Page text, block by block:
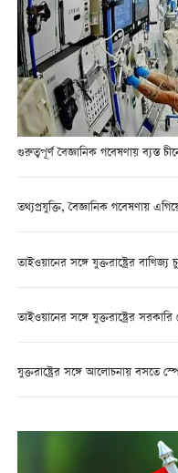
গুরুত্বপূর্ণ বৈজ্ঞানিক গবেষণায় ব্যস্ত
তথ্যপ্রযুক্তি, বৈজ্ঞানিক গবেষণায়
তাইওয়ানের সঙ্গে যুক্তরাষ্ট্রের বাণিজ্য
তাইওয়ানের সঙ্গে যুক্তরাষ্ট্রের
যুক্তরাষ্ট্রের সঙ্গে আলোচনায় বসতে